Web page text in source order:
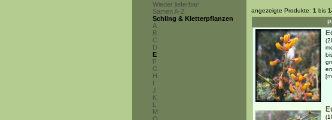
Wieder lieferbar!
Samen A-Z
Schling & Kletterpflanzen
A
B
C
D
E
F
G
H
I
J
K
L
M
angezeigte Produkte: 1 bis
[